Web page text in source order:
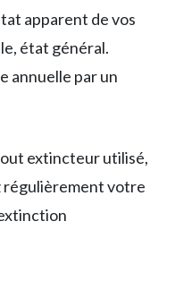
apparent de vos
état général.
annuelle par un
extincteur utilisé,
régulièrement votre